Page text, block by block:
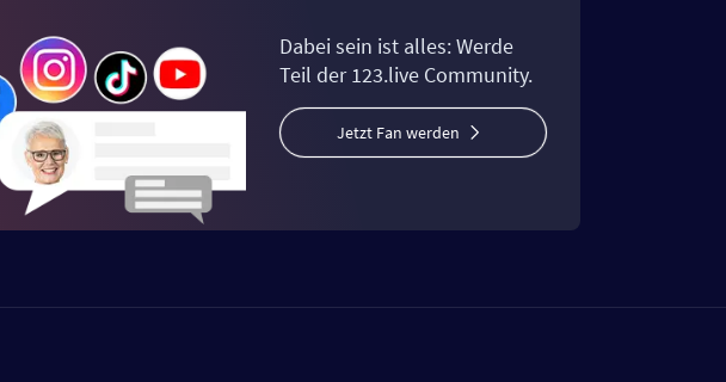
Dabei sein ist alles: Werde
Teil der 123.live Community.
Jetzt Fan werden